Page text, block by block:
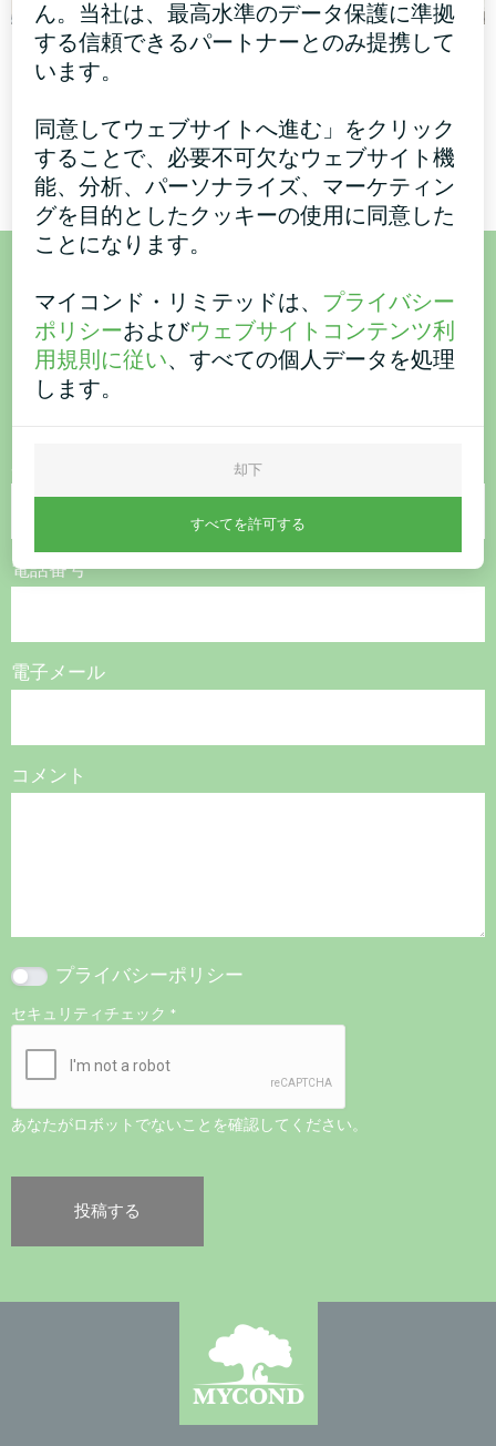
アパート
ーティックホーム・ベーシッ
クシリーズ
民家 247 m³
BeeSmartシリーズは効率的
な暖房と冷房を提供します
ご購入またはご質問はこち
ら
お問い合わせください。
電話番号
電子メール
コメント
プライバシーポリシー
セキュリティチェック *
あなたがロボットでないことを確認してください。
ん。当社は、最高水準のデータ保護に準拠
する信頼できるパートナーとのみ提携して
います。
同意してウェブサイトへ進む」をクリック
することで、必要不可欠なウェブサイト機
能、分析、パーソナライズ、マーケティン
グを目的としたクッキーの使用に同意した
ことになります。
マイコンド・リミテッドは、 プライバシー
ポリシーおよびウェブサイトコンテンツ利
用規則に従い、すべての個人データを処理
します。
却下
すべてを許可する